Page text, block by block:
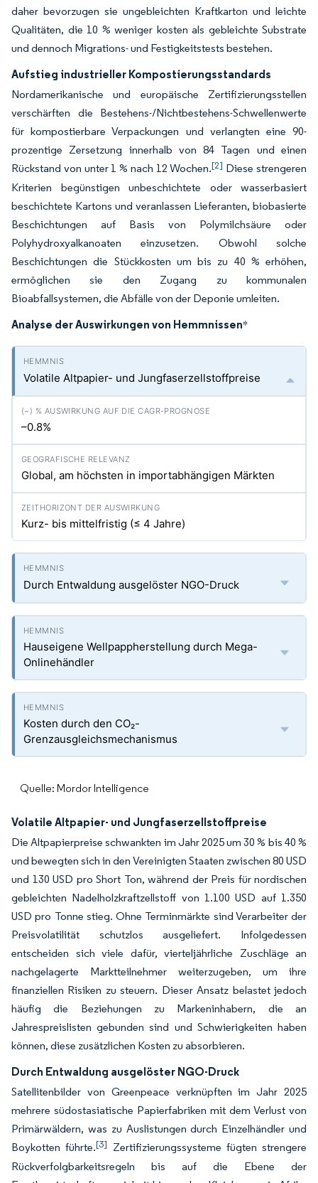
daher bevorzugen sie ungebleichten Kraftkarton und leichte
Qualitäten, die 10 % weniger kosten als gebleichte Substrate
und dennoch Migrations- und Festigkeitstests bestehen.
Aufstieg industrieller Kompostierungsstandards
Nordamerikanische und europäische Zertifizierungsstellen
verschärften die Bestehens-/Nichtbestehens-Schwellenwerte
für kompostierbare Verpackungen und verlangten eine 90-
prozentige Zersetzung innerhalb von 84 Tagen und einen
Rückstand von unter 1 % nach 12 Wochen.[2] Diese strengeren
Kriterien begünstigen unbeschichtete oder wasserbasiert
beschichtete Kartons und veranlassen Lieferanten, biobasierte
Beschichtungen auf Basis von Polymilchsäure oder
Polyhydroxyalkanoaten einzusetzen. Obwohl solche
Beschichtungen die Stückkosten um bis zu 40 % erhöhen,
ermöglichen sie den Zugang zu kommunalen
Bioabfallsystemen, die Abfälle von der Deponie umleiten.
Analyse der Auswirkungen von Hemmnissen*
Volatile Altpapier- und Jungfaserzellstoffpreise
–0.8%
Global, am höchsten in importabhängigen Märkten
Kurz- bis mittelfristig (≤ 4 Jahre)
Durch Entwaldung ausgelöster NGO-Druck
Hauseigene Wellpappherstellung durch Mega-
Onlinehändler
Kosten durch den CO₂-
Grenzausgleichsmechanismus
Quelle: Mordor Intelligence
Volatile Altpapier- und Jungfaserzellstoffpreise
Die Altpapierpreise schwankten im Jahr 2025 um 30 % bis 40 %
und bewegten sich in den Vereinigten Staaten zwischen 80 USD
und 130 USD pro Short Ton, während der Preis für nordischen
gebleichten Nadelholzkraftzellstoff von 1.100 USD auf 1.350
USD pro Tonne stieg. Ohne Terminmärkte sind Verarbeiter der
Preisvolatilität schutzlos ausgeliefert. Infolgedessen
entscheiden sich viele dafür, vierteljährliche Zuschläge an
nachgelagerte Marktteilnehmer weiterzugeben, um ihre
finanziellen Risiken zu steuern. Dieser Ansatz belastet jedoch
häufig die Beziehungen zu Markeninhabern, die an
Jahrespreislisten gebunden sind und Schwierigkeiten haben
können, diese zusätzlichen Kosten zu absorbieren.
Durch Entwaldung ausgelöster NGO-Druck
Satellitenbilder von Greenpeace verknüpften im Jahr 2025
mehrere südostasiatische Papierfabriken mit dem Verlust von
Primärwäldern, was zu Auslistungen durch Einzelhändler und
Boykotten führte.[3] Zertifizierungssysteme fügten strengere
Rückverfolgbarkeitsregeln bis auf die Ebene der